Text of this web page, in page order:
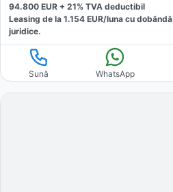
94.800 EUR + 21% TVA deductibil
Leasing de la 1.154 EUR/luna cu dobăndă
juridice.
Sună WhatsApp